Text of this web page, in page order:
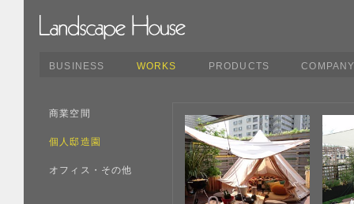
BUSINESS WORKS PRODUCTS
商業空間
個人邸造園
オフィス・その他